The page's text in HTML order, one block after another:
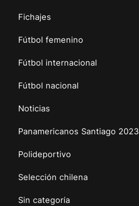
Fichajes
Fútbol femenino
Fútbol internacional
Fútbol nacional
Noticias
Panamericanos Santiago 2023
Polideportivo
Selección chilena
Sin categoría